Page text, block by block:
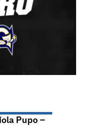
Pupo –